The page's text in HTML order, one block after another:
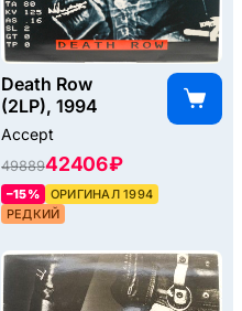
Death Row
(2LP), 1994
Accept
4988942406 ₽
–15%
ОРИГИНАЛ 1994
РЕДКИЙ